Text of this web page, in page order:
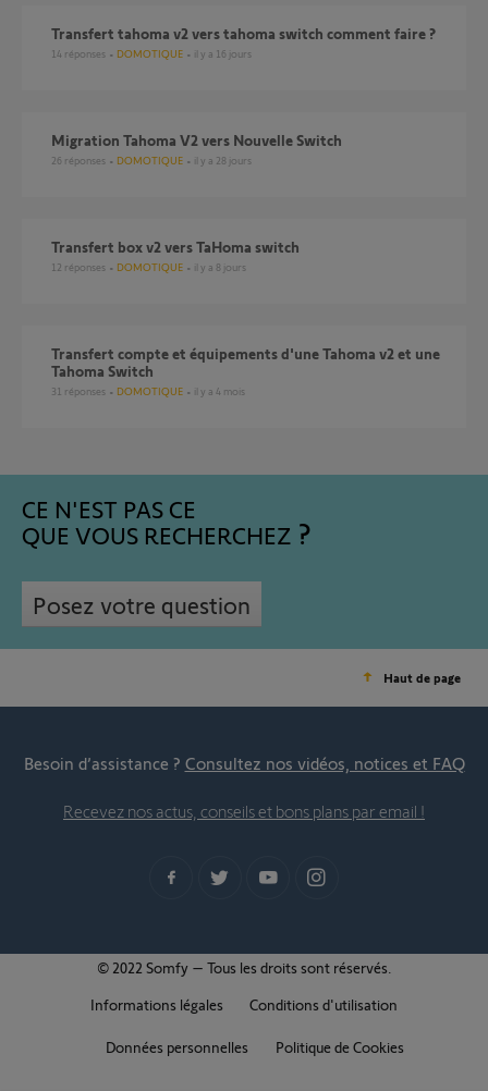
transfert tahoma v2 vers tahoma switch comment faire ?
14 réponses DOMOTIQUE il y a 16 jours
Migration Tahoma V2 vers Nouvelle Switch
26 réponses DOMOTIQUE il y a 28 jours
Transfert box v2 vers TaHoma switch
12 réponses DOMOTIQUE il y a 8 jours
Transfert compte et équipements d'une Tahoma v2 et une
Tahoma Switch
31 réponses DOMOTIQUE il y a 4 mois
CE N'EST PAS CE
QUE VOUS RECHERCHEZ
Posez votre question
Haut de page
Besoin d’assistance ? Consultez nos vidéos, notices et FAQ
Recevez nos actus, conseils et bons plans par email !
© 2022 Somfy – Tous les droits sont réservés.
Informations légales
Conditions d'utilisation
Données personnelles Politique de Cookies